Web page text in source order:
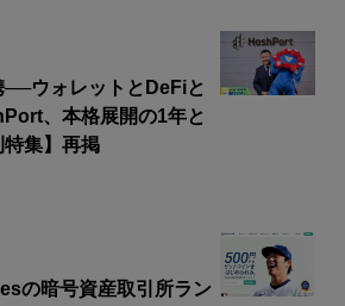
ウォレットとDeFiと
、本格展開の1年と
集】再掲
の暗号資産取引所ラン